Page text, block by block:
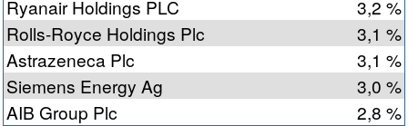
Ryanair Holdings PLC
3,2 %
Rolls-Royce Holdings Plc
3,1 %
Astrazeneca Plc
3,1 %
Siemens Energy Ag
3,0 %
AIB Group Plc
2,8 %